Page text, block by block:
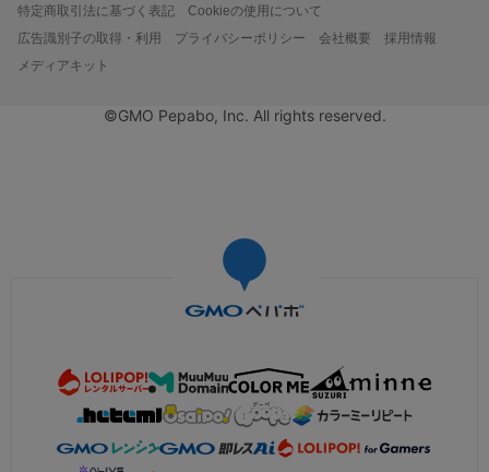
特定商取引法に基づく表記
Cookieの使用について
広告識別子の取得・利用
プライバシーポリシー 会社概要
採用情報
メディアキット
©GMO Pepabo, Inc. All rights reserved.